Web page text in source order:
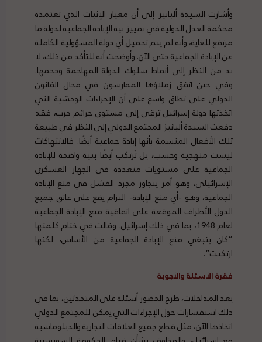
وأشارت السيدة ألبانيز إلى أن معيار الإثبات الذي تعتمده
محكمة العدل الدولية في تمييز نية الإبادة الجماعية لدولة ما
مرتفع للغاية، وأنه لم يتم تحميل أي دولة المسؤولية الكاملة
عن الإبادة الجماعية حتى الآن. وأوضحت أنه للتأكد من ذلك، لا
بد من النظر إلى أنماط سلوك الدولة المهاجمة وحجمها.
وفي حين اتفق زملاؤها الممارسون في مجال القانون
الدولي على نطاق واسع على أن الإجراءات الوحشية التي
اتخذتها دولة إسرائيل ترقى إلى مستوى جرائم حرب، فقد
دفعت السيدة ألبانيز المجتمع الدولي إلى النظر في طبيعة
تلك الأفعال المتسمة بأنها إبادة جماعية أيضًا. فالانتهاكات
ليست منهجية وحسب، بل تُرتكب أيضًا بنية واضحة للإبادة
الجماعية على مستويات متعددة في الجهاز العسكري
الإسرائيلي، وهو أمر يتجاوز مجرد الفشل في منع الإبادة
الجماعية، وهو -أي منع الإبادة- التزام يقع على عاتق جميع
الدول الأطراف الموقعة على اتفاقية منع الإبادة الجماعية
لعام 1948، بما في ذلك إسرائيل. وقالت في ختام كلمتها
“كان ينبغي منع الإبادة الجماعية من الأساس، لكنها
ارتكبت”.
فقرة الأسئلة والأجوبة
بعد المداخلات، طرح الحضور أسئلة على المتحدثين، بما في
ذلك استفسارات حول الإجراءات التي يمكن للمجتمع الدولي
اتخاذها الآن، مثل قطع جميع العلاقات التجارية والدبلوماسية